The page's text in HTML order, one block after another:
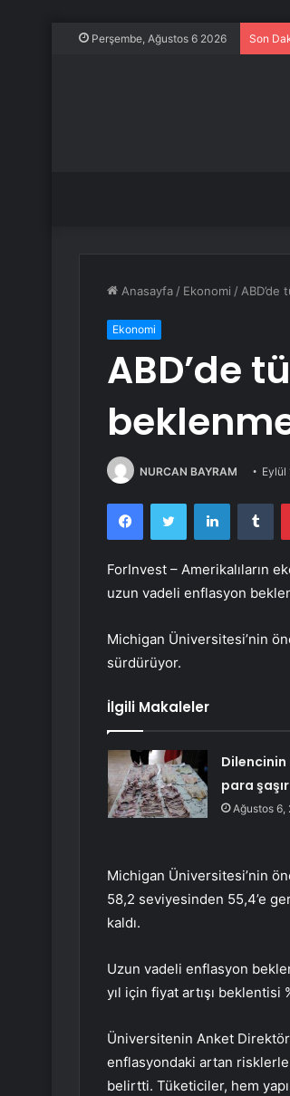
Perşembe, Ağustos 6 2026 Son
Anasayfa / Ekonomi /
Ekonomi
ABD’de
NURCAN BAYRAM Eylül
FacebookTwitter LinkedIn
ForInvest – Amerikalıların
uzun vadeli enflasyon
Michigan Üniversitesi’nin
sürdürüyor.
İlgili Makaleler
Dilencinin
para
Ağustos 6,
Michigan Üniversitesi’nin
58,2 seviyesinden 55,4’e
kaldı.
Uzun vadeli enflasyon
yıl için fiyat artışı
Üniversitenin Anket
enflasyondaki artan
belirtti. Tüketiciler, hem